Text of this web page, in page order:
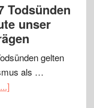
Todsünden
unser
gelten
als …